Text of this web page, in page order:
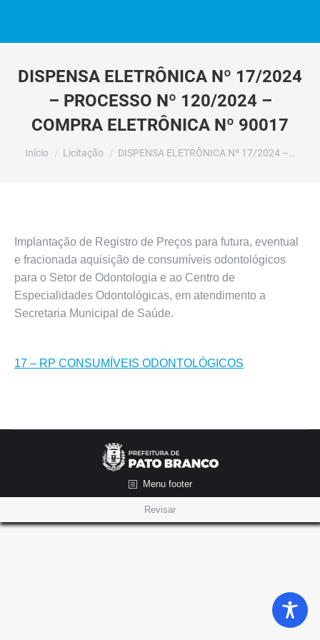
DISPENSA ELETRÔNICA Nº 17/2024
– PROCESSO Nº 120/2024 –
COMPRA ELETRÔNICA Nº 90017
Você está aqui:
Início Licitação DISPENSA ELETRÔNICA Nº 17/2024 –…
Implantação de Registro de Preços para futura, eventual
e fracionada aquisição de consumíveis odontológicos
para o Setor de Odontologia e ao Centro de
Especialidades Odontológicas, em atendimento a
Secretaria Municipal de Saúde.
17 – RP CONSUMÍVEIS ODONTOLÓGICOS
Menu footer
Revisar